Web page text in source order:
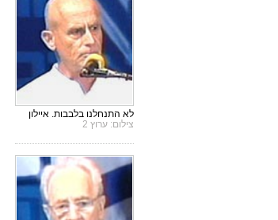
לא התנחלנו בלבבות. איילון
צילום: ערוץ 2